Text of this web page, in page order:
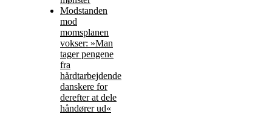
Modstanden
mod
momsplanen
vokser: »Man
tager pengene
fra
hårdtarbejdende
danskere for
derefter at dele
håndører ud«